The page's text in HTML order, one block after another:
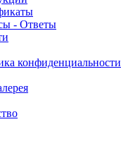
- Ответы
конфиденциальности